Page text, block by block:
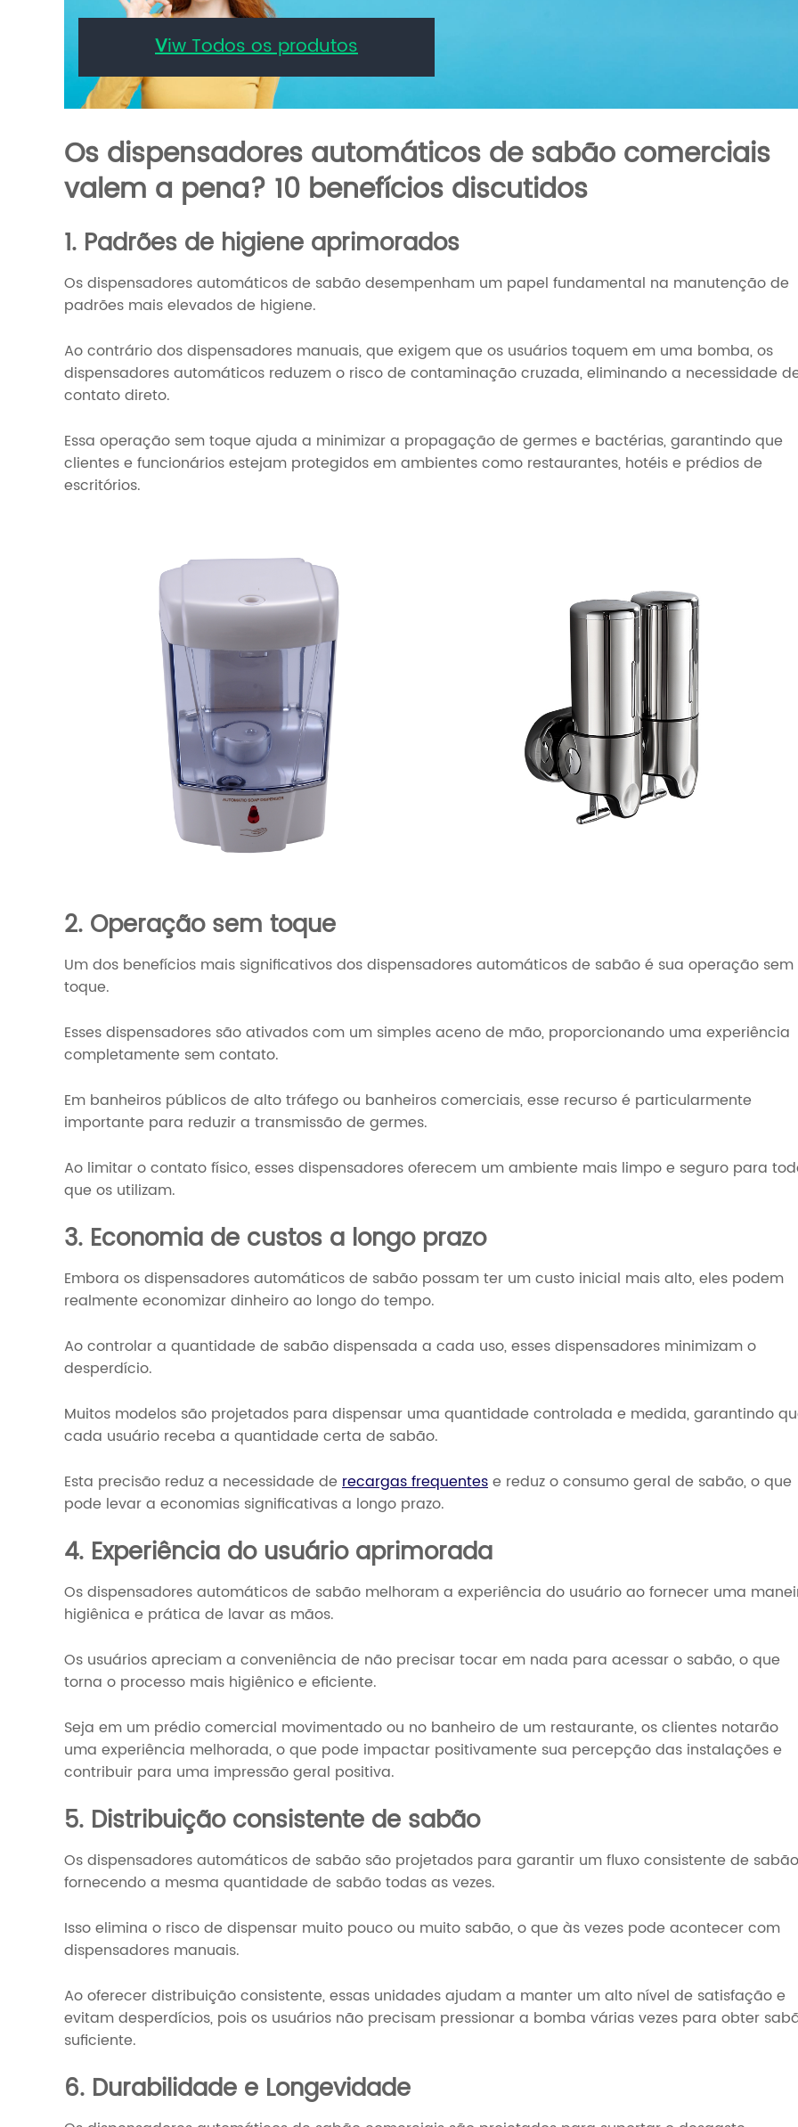
Viw Todos os produtos
Os dispensadores automáticos de sabão comerciais
valem a pena? 10 benefícios discutidos
1. Padrões de higiene aprimorados
Os dispensadores automáticos de sabão desempenham um papel fundamental na manutenção de
padrões mais elevados de higiene.
Ao contrário dos dispensadores manuais, que exigem que os usuários toquem em uma bomba, os
dispensadores automáticos reduzem o risco de contaminação cruzada, eliminando a necessidade
contato direto.
Essa operação sem toque ajuda a minimizar a propagação de germes e bactérias, garantindo que
clientes e funcionários estejam protegidos em ambientes como restaurantes, hotéis e prédios de
escritórios.
2. Operação sem toque
Um dos benefícios mais significativos dos dispensadores automáticos de sabão é sua operação sem
toque.
Esses dispensadores são ativados com um simples aceno de mão, proporcionando uma experiência
completamente sem contato.
Em banheiros públicos de alto tráfego ou banheiros comerciais, esse recurso é particularmente
importante para reduzir a transmissão de germes.
Ao limitar o contato físico, esses dispensadores oferecem um ambiente mais limpo e seguro para
que os utilizam.
3. Economia de custos a longo prazo
Embora os dispensadores automáticos de sabão possam ter um custo inicial mais alto, eles podem
realmente economizar dinheiro ao longo do tempo.
Ao controlar a quantidade de sabão dispensada a cada uso, esses dispensadores minimizam o
desperdício.
Muitos modelos são projetados para dispensar uma quantidade controlada e medida, garantindo
cada usuário receba a quantidade certa de sabão.
Esta precisão reduz a necessidade derecargas frequentese reduz o consumo geral de sabão, o que
pode levar a economias significativas a longo prazo.
4. Experiência do usuário aprimorada
Os dispensadores automáticos de sabão melhoram a experiência do usuário ao fornecer uma
higiênica e prática de lavar as mãos.
Os usuários apreciam a conveniência de não precisar tocar em nada para acessar o sabão, o que
torna o processo mais higiênico e eficiente.
Seja em um prédio comercial movimentado ou no banheiro de um restaurante, os clientes notarão
uma experiência melhorada, o que pode impactar positivamente sua percepção das instalações e
contribuir para uma impressão geral positiva.
5. Distribuição consistente de sabão
Os dispensadores automáticos de sabão são projetados para garantir um fluxo consistente de
fornecendo a mesma quantidade de sabão todas as vezes.
Isso elimina o risco de dispensar muito pouco ou muito sabão, o que às vezes pode acontecer com
dispensadores manuais.
Ao oferecer distribuição consistente, essas unidades ajudam a manter um alto nível de satisfação e
evitam desperdícios, pois os usuários não precisam pressionar a bomba várias vezes para obter
suficiente.
6. Durabilidade e Longevidade